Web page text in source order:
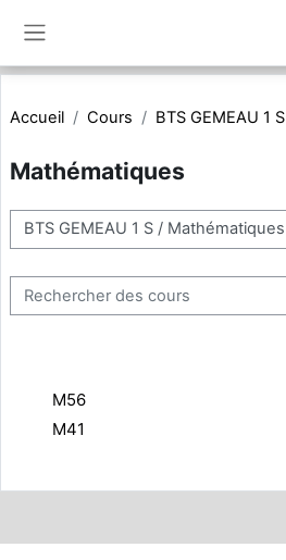
Accueil Cours BTS GEMEAU 1 S
Mathématiques
Catégories de cours
Rechercher des cours
M56
M41